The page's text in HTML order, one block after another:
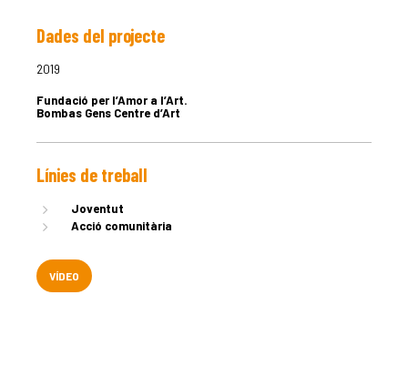
Dades del projecte
2019
Fundació per l’Amor a l’Art.
Bombas Gens Centre d’Art
Línies de treball
Joventut
Acció comunitària
VÍDEO
EQUIP